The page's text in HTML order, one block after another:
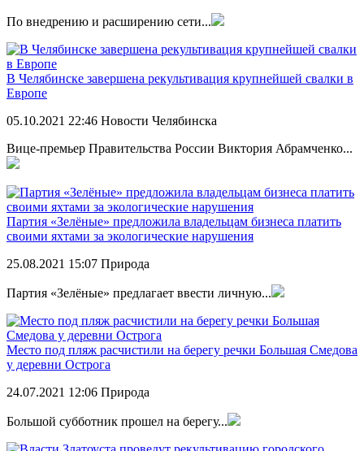
По внедрению и расширению сети...
В Челябинске завершена рекультивация крупнейшей свалки в
Европе
05.10.2021 22:46 Новости Челябинска
Вице-премьер Правительства России Виктория Абрамченко...
Партия «Зелёные» предложила владельцам бизнеса платить
своими яхтами за экологические нарушения
25.08.2021 15:07 Природа
Партия «Зелёные» предлагает ввести личную...
Место под пляж расчистили на берегу речки Большая Смедова
у деревни Острога
24.07.2021 12:06 Природа
Большой субботник прошел на берегу...